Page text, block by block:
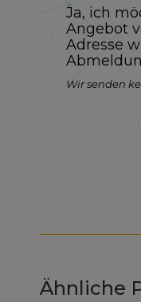
Ja, ich
Angebot
Adresse
Wir senden
Ähnliche